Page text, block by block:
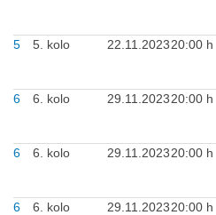
5
5. kolo 22.11.202320:00 h
6
6. kolo 29.11.202320:00 h
6
6. kolo 29.11.202320:00 h
6
6. kolo 29.11.202320:00 h